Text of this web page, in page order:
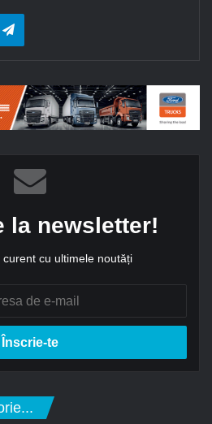
la newsletter!
curent cu ultimele noutăți